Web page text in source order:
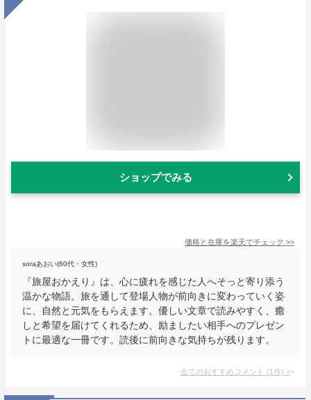
ショップでみる
価格と在庫を楽天でチェック >>
soraあおい(60代・女性)
『旅屋おかえり』は、心に疲れを感じた人へそっと寄り添う
温かな物語。旅を通して登場人物が前向きに変わっていく姿
に、自然と元気をもらえます。優しい文章で読みやすく、癒
しと希望を届けてくれるため、励ましたい相手へのプレゼン
トに最適な一冊です。読後に前向きな気持ちが残ります。
全てのおすすめコメント (1件) >